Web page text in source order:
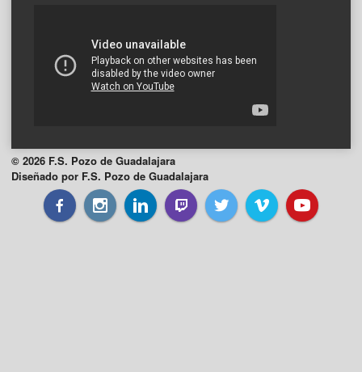
© 2026 F.S. Pozo de Guadalajara
Diseñado por F.S. Pozo de Guadalajara